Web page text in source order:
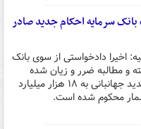
بانک سرمایه احکام جدید صادر
اخیرا دادخواستی از سوی بانک
و مطالبه ضرر و زیان شده
است. در پرونده جدید جهانبانی به ۱۸ هزار میلیارد
محکوم شده است.